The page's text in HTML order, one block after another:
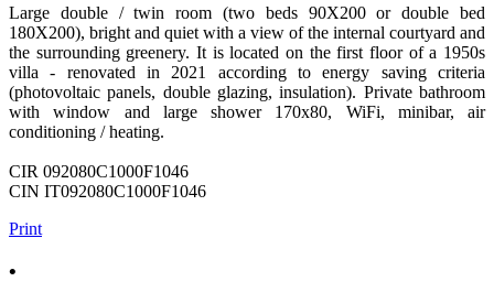
Large double / twin room (two beds 90X200 or double bed
180X200), bright and quiet with a view of the internal courtyard and
the surrounding greenery. It is located on the first floor of a 1950s
villa - renovated in 2021 according to energy saving criteria
(photovoltaic panels, double glazing, insulation). Private bathroom
with window and large shower 170x80, WiFi, minibar, air
conditioning / heating.
CIR 092080C1000F1046
CIN IT092080C1000F1046
Print
•